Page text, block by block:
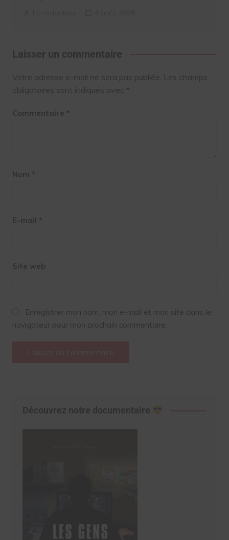
Laisser un commentaire
Votre adresse e-mail ne sera pas publiée. Les champs
obligatoires sont indiqués avec *
Commentaire *
Nom *
E-mail *
Site web
Enregistrer mon nom, mon e-mail et mon site dans le
navigateur pour mon prochain commentaire.
Découvrez notre documentaire